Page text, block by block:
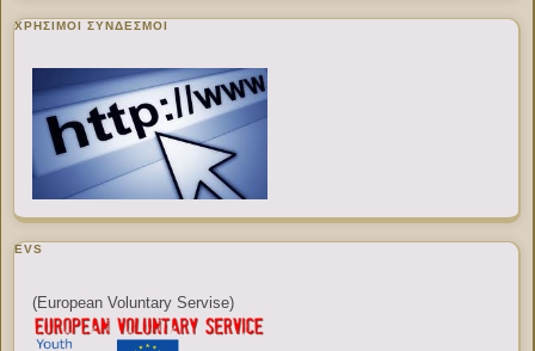
ΧΡΉΣΙΜΟΙ ΣΎΝΔΕΣΜΟΙ
EVS
(European Voluntary Servise)